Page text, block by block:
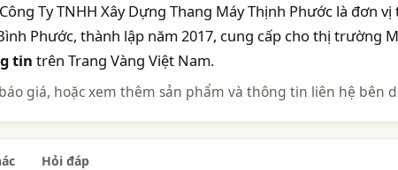
Ty TNHH Xây Dựng Thang Máy Thịnh Phước là đơn
Phước, thành lập năm 2017, cung cấp cho thị trường
tin trên Trang Vàng Việt Nam.
giá, hoặc xem thêm sản phẩm và thông tin liên hệ bên
Hỏi đáp